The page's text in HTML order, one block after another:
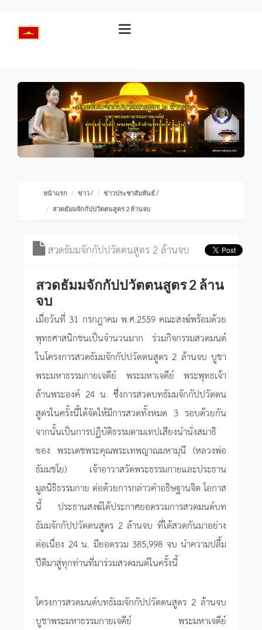
หน้าแรก ข่าว/ ข่าวประชาสัมพันธ์/
สวดธัมมจักกัปปวัตตนสูตร 2 ล้านจบ
สวดธัมมจักกัปปวัตตนสูตร 2 ล้านจบ
สวดธัมมจักกัปปวัตตนสูตร 2 ล้าน
จบ
เมื่อวันที่ 31 กรกฎาคม พ.ศ.2559 คณะสงฆ์พร้อมด้วย
พุทธศาสนิกชนเป็นจำนวนมาก ร่วมกิจกรรมสวดมนต์
ในโครงการสวดธัมมจักกัปปวัตตนสูตร 2 ล้านจบ บูชา
พระมหาธรรมกายเจดีย์ พระมหาเจดีย์ พระพุทธเจ้า
ล้านพระองค์ 24 น. ซึ่งการสวดบทธัมมจักกัปปวัตตน
สูตรในครั้งนี้ได้จัดให้มีการสวดทั้งหมด 3 รอบด้วยกัน
จากนั้นเป็นการปฏิบัติธรรมตามเทปเสียงนำนั่งสมาธิ
ของ พระเดชพระคุณพระเทพญาณมหามุนี (หลวงพ่อ
ธัมมชโย) เจ้าอาวาสวัดพระธรรมกายและประธาน
มูลนิธิธรรมกาย ต่อด้วยการกล่าวคำอธิษฐานจิต โอกาส
นี้ ประธานสงฆ์ได้ประกาศยอดรวมการสวดมนต์บท
ธัมมจักกัปปวัตตนสูตร 2 ล้านจบ ที่ได้สวดกันมาอย่าง
ต่อเนื่อง 24 น. มียอดรวม 385,998 จบ นำความปลื้ม
ปีติมาสู่ทุกท่านที่มาร่วมสวดมนต์ในครั้งนี้
โครงการสวดมนต์บทธัมมจักกัปปวัตตนสูตร 2 ล้านจบ
บูชาพระมหาธรรมกายเจดีย์ พระมหาเจดีย์